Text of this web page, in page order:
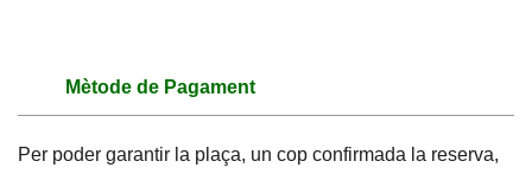
Mètode de Pagament
Per poder garantir la plaça, un cop confirmada la reserva,